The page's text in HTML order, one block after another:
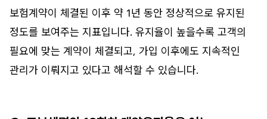
보험계약이 체결된 이후 약 1년 동안 정상적으로 유지된
정도를 보여주는 지표입니다. 유지율이 높을수록 고객의
필요에 맞는 계약이 체결되고, 가입 이후에도 지속적인
관리가 이뤄지고 있다고 해석할 수 있습니다.